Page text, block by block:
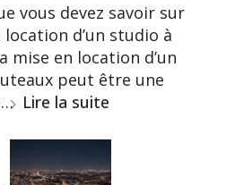
vous devez savoir sur
location d’un studio à
mise en location d’un
peut être une
Lire la suite